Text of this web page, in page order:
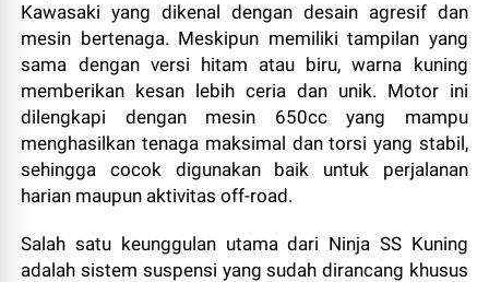
Kawasaki yang dikenal dengan desain agresif dan
mesin bertenaga. Meskipun memiliki tampilan yang
sama dengan versi hitam atau biru, warna kuning
memberikan kesan lebih ceria dan unik. Motor ini
dilengkapi dengan mesin 650cc yang mampu
menghasilkan tenaga maksimal dan torsi yang stabil,
sehingga cocok digunakan baik untuk perjalanan
harian maupun aktivitas off-road.
Salah satu keunggulan utama dari Ninja SS Kuning
adalah sistem suspensi yang sudah dirancang khusus